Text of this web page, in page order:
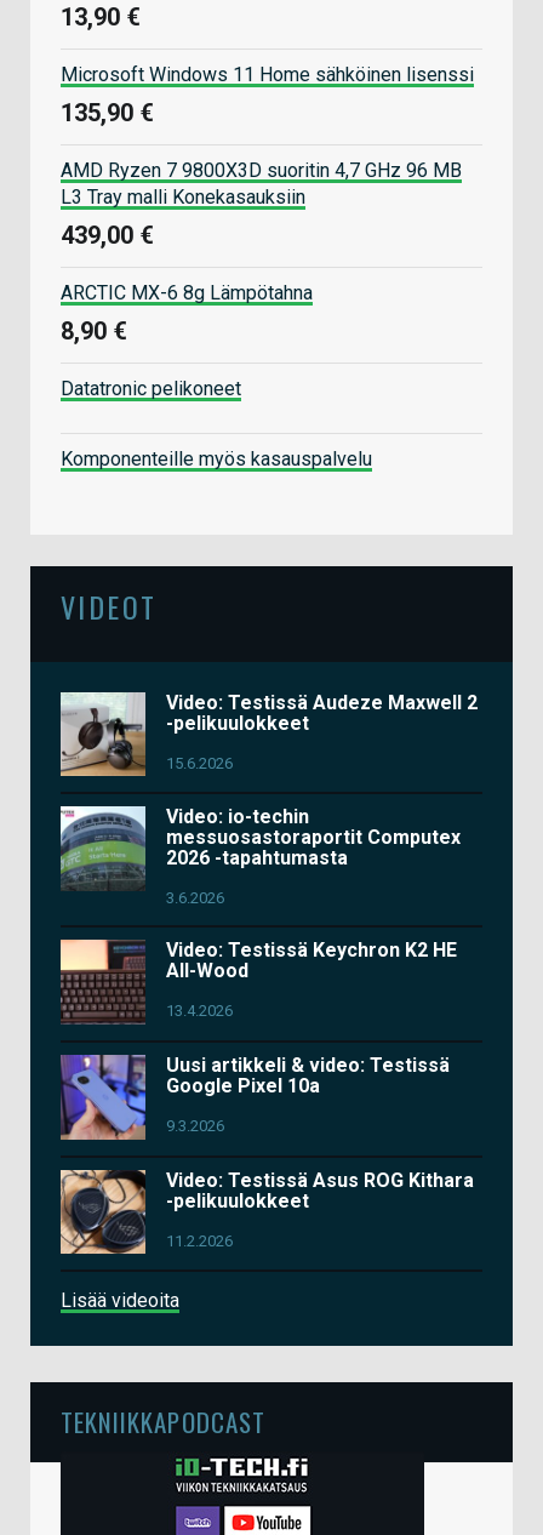
13,90 €
Microsoft Windows 11 Home sähköinen lisenssi
135,90 €
AMD Ryzen 7 9800X3D suoritin 4,7 GHz 96 MB
L3 Tray malli Konekasauksiin
439,00 €
ARCTIC MX-6 8g Lämpötahna
8,90 €
Datatronic pelikoneet
Komponenteille myös kasauspalvelu
VIDEOT
Video: Testissä Audeze Maxwell 2
-pelikuulokkeet
15.6.2026
Video: io-techin
messuosastoraportit Computex
2026 -tapahtumasta
3.6.2026
Video: Testissä Keychron K2 HE
All-Wood
13.4.2026
Uusi artikkeli & video: Testissä
Google Pixel 10a
9.3.2026
Video: Testissä Asus ROG Kithara
-pelikuulokkeet
11.2.2026
Lisää videoita
TEKNIIKKAPODCAST